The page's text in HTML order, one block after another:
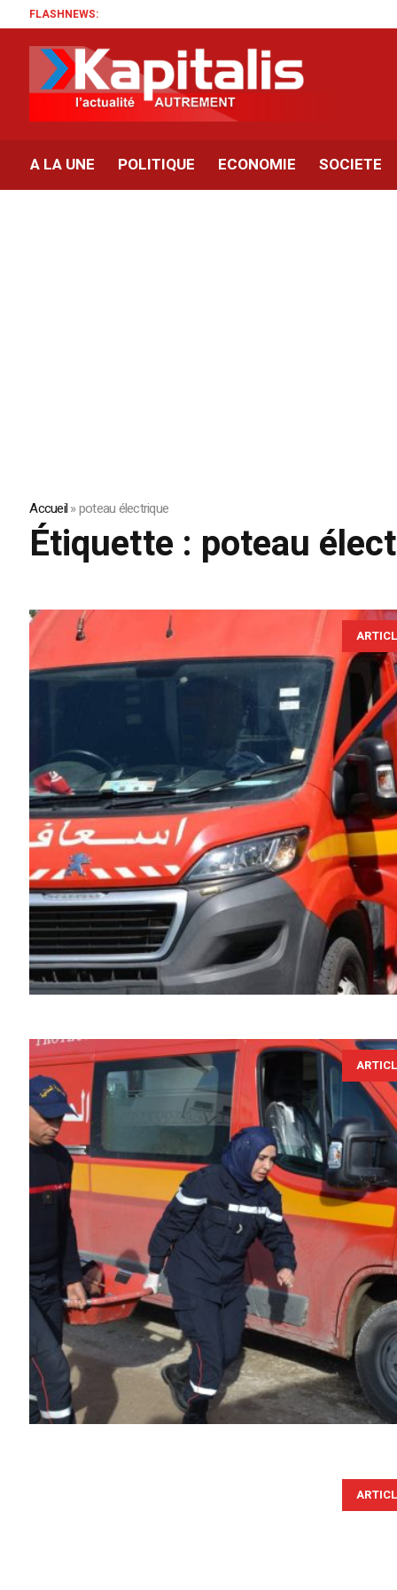
FLASHNEWS:
A LA UNE POLITIQUE ECONOMIE SOCIETE
Accueil»poteau électrique
Étiquette : poteau